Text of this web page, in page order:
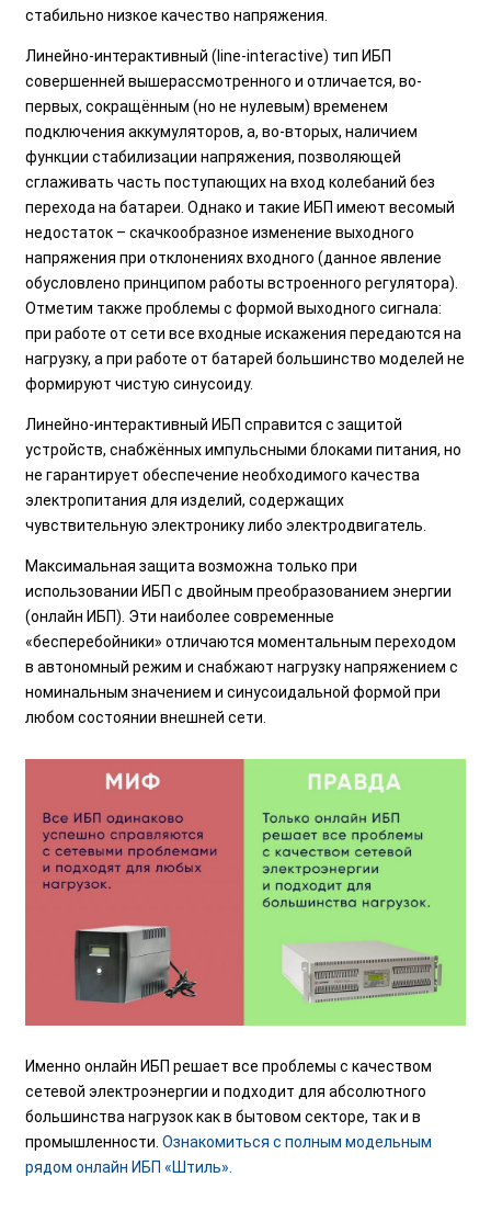
стабильно низкое качество напряжения.
Линейно-интерактивный (line-interactive) тип ИБП
совершенней вышерассмотренного и отличается, во-
первых, сокращённым (но не нулевым) временем
подключения аккумуляторов, а, во-вторых, наличием
функции стабилизации напряжения, позволяющей
сглаживать часть поступающих на вход колебаний без
перехода на батареи. Однако и такие ИБП имеют весомый
недостаток – скачкообразное изменение выходного
напряжения при отклонениях входного (данное явление
обусловлено принципом работы встроенного регулятора).
Отметим также проблемы с формой выходного сигнала:
при работе от сети все входные искажения передаются на
нагрузку, а при работе от батарей большинство моделей не
формируют чистую синусоиду.
Линейно-интерактивный ИБП справится с защитой
устройств, снабжённых импульсными блоками питания, но
не гарантирует обеспечение необходимого качества
электропитания для изделий, содержащих
чувствительную электронику либо электродвигатель.
Максимальная защита возможна только при
использовании ИБП с двойным преобразованием энергии
(онлайн ИБП). Эти наиболее современные
«бесперебойники» отличаются моментальным переходом
в автономный режим и снабжают нагрузку напряжением с
номинальным значением и синусоидальной формой при
любом состоянии внешней сети.
Именно онлайн ИБП решает все проблемы с качеством
сетевой электроэнергии и подходит для абсолютного
большинства нагрузок как в бытовом секторе, так и в
промышленности. Ознакомиться с полным модельным
рядом онлайн ИБП «Штиль».